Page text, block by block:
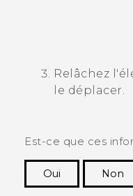
Relâchez
le déplacer.
Est-ce que ces
Oui
Non